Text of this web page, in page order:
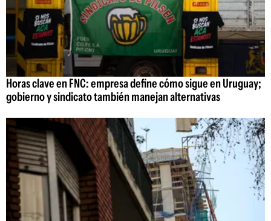
Horas clave en FNC: empresa define cómo sigue en Uruguay;
gobierno y sindicato también manejan alternativas